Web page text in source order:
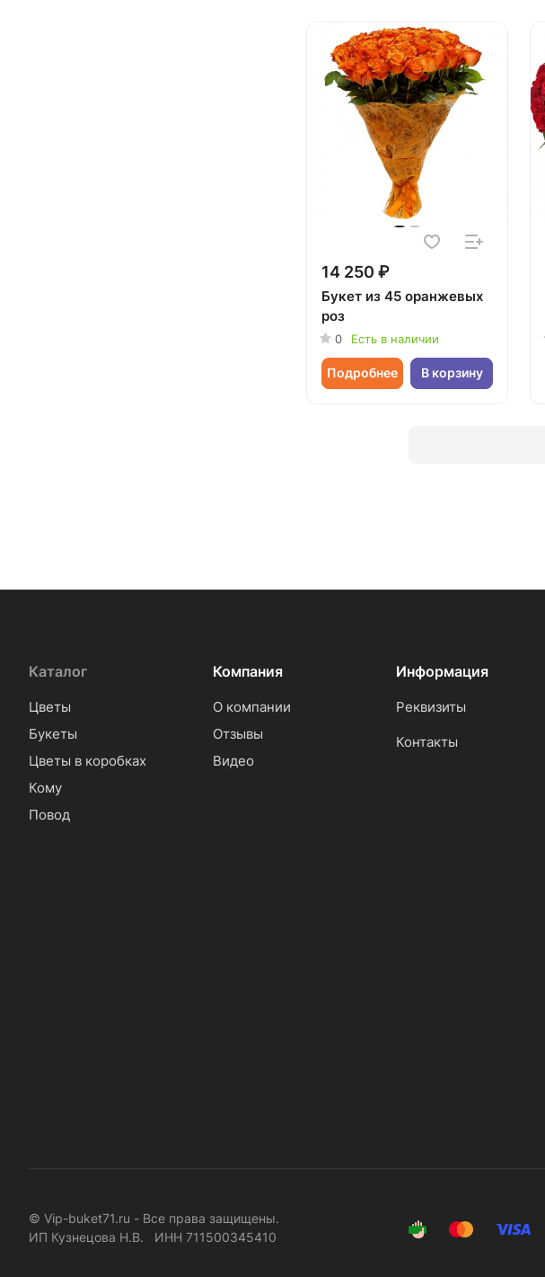
14 250 ₽
Букет из 45 оранжевых
роз
0 Есть в наличии
Подробнее В корзину
Каталог
Цветы
Букеты
Цветы в коробках
Кому
Повод
Компания
О компании
Отзывы
Видео
Информация
Реквизиты
Контакты
© Vip-buket71.ru - Все права защищены.
ИП Кузнецова Н.В. ИНН 711500345410